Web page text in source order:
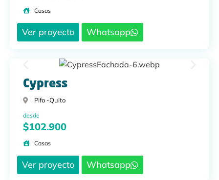
Casas
Ver proyecto Whatsapp
Cypress
Pifo -Quito
desde
$102.900
Casas
Ver proyecto Whatsapp